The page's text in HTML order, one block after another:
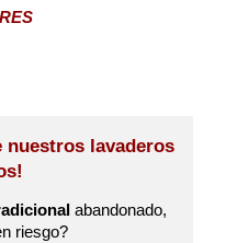
nuestros lavaderos
abandonado,
riesgo?